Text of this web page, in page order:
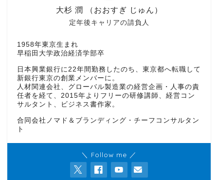
定年後キャリアの請負人
大杉 潤 （おおすぎ じゅん）
1958年東京生まれ
早稲田大学政治経済学部卒
日本興業銀行に22年間勤務したのち、東京都へ転職して
新銀行東京の創業メンバーに。
人材関連会社、グローバル製造業の経営企画・人事の責
任者を経て、2015年よりフリーの研修講師、経営コン
サルタント、ビジネス書作家。
合同会社ノマド＆ブランディング・チーフコンサルタン
ト
＼ Follow me ／